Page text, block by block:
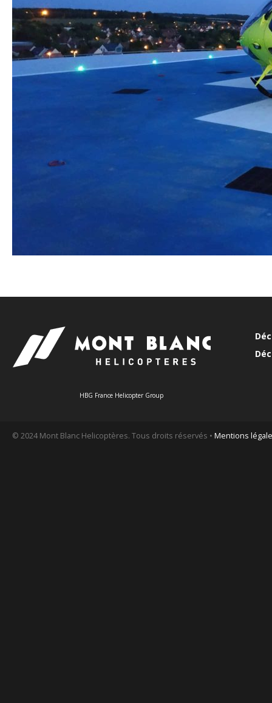
HBG France Helicopter Group
© 2024 Mont Blanc Helicoptères. Tous droits réservés • Mentions